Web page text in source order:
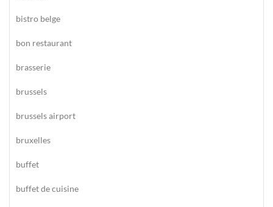
bistro belge
bon restaurant
brasserie
brussels
brussels airport
bruxelles
buffet
buffet de cuisine